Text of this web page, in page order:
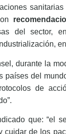
del sector,
durante la
países del
de
que: “el
cuidar de los